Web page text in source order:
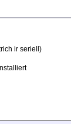
ir seriell)